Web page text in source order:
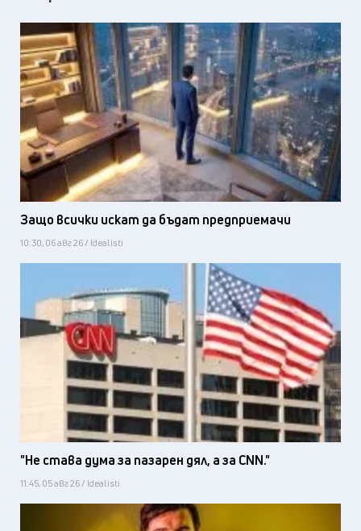
Защо всички искат да бъдат предприемачи
10:30, 06 авг 26 / Idealisti
"Не става дума за пазарен дял, а за CNN."
11:45, 05 авг 26 / Idealisti